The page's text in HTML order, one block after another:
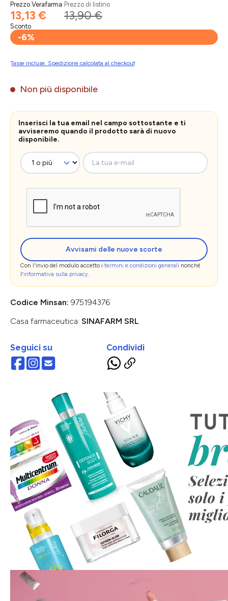
Prezzo Verafarma
13,13 €
Prezzo di listino
13,90 €
Sconto
-6%
Tasse incluse. Spedizione calcolata al checkout
Non più disponibile
Inserisci la tua email nel campo sottostante e ti
avviseremo quando il prodotto sarà di nuovo
disponibile.
La tua e-mail
Avvisami delle nuove scorte
Con l'invio del modulo accetto i termini e condizioni generali nonché
l'informativa sulla privacy.
Codice Minsan: 975194376
Casa farmaceutica: SINAFARM SRL
Seguici su Condividi